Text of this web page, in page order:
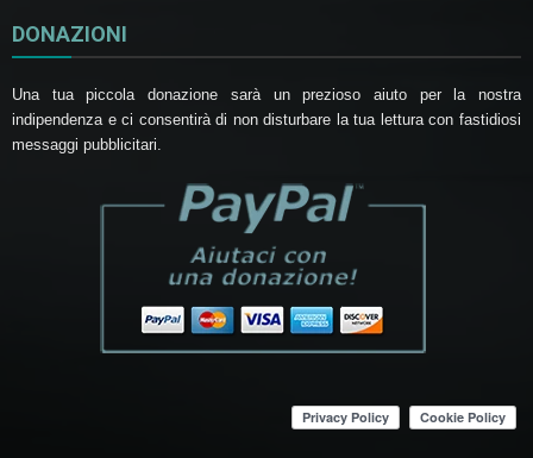
DONAZIONI
Una tua piccola donazione sarà un prezioso aiuto per la nostra
indipendenza e ci consentirà di non disturbare la tua lettura con fastidiosi
messaggi pubblicitari.